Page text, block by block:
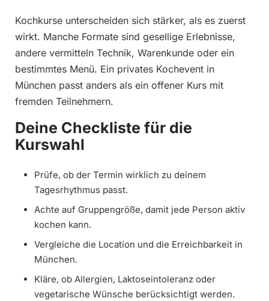
Kochkurse unterscheiden sich stärker, als es zuerst
wirkt. Manche Formate sind gesellige Erlebnisse,
andere vermitteln Technik, Warenkunde oder ein
bestimmtes Menü. Ein privates Kochevent in
München passt anders als ein offener Kurs mit
fremden Teilnehmern.
Deine Checkliste für die
Kurswahl
Prüfe, ob der Termin wirklich zu deinem
Tagesrhythmus passt.
Achte auf Gruppengröße, damit jede Person aktiv
kochen kann.
Vergleiche die Location und die Erreichbarkeit in
München.
Kläre, ob Allergien, Laktoseintoleranz oder
vegetarische Wünsche berücksichtigt werden.